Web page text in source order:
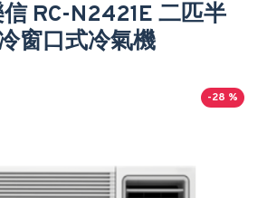
信 RC-N2421E 二匹半
窗口式冷氣機
-28 %